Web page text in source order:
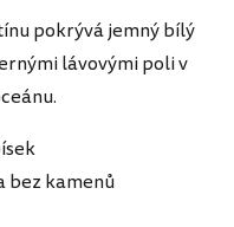
pokrývá jemný bílý
lávovými poli v
bez kamenů